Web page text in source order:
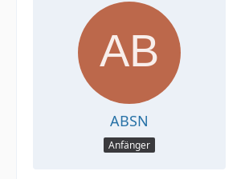
ABSN
Anfänger